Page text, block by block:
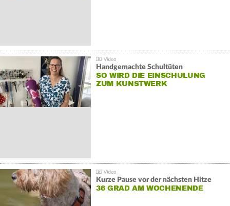
Handgemachte Schultüten
SO WIRD DIE EINSCHULUNG
ZUM KUNSTWERK
Kurze Pause vor der nächsten Hitze
36 GRAD AM WOCHENENDE